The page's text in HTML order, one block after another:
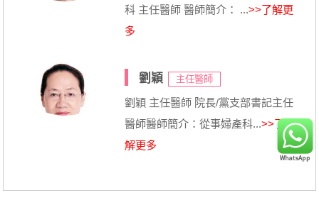
科 主任醫師 醫師簡介： ...>>了解更
多
劉穎 主任醫師
劉穎 主任醫師 院長/黨支部書記主任
醫師醫師簡介：從事婦產科...>>了
解更多